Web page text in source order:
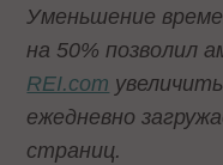
Уменьшение
на 50% позволил
REI.com
ежедневно
страниц.